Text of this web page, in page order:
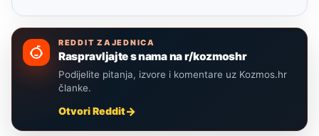
REDDIT ZAJEDNICA
Raspravljajte s nama na r/kozmoshr
Podijelite pitanja, izvore i komentare uz Kozmos.hr
članke.
Otvori Reddit